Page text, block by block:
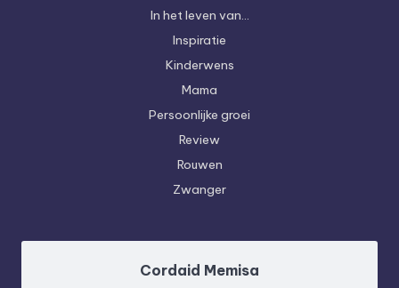
In het leven van…
Inspiratie
Kinderwens
Mama
Persoonlijke groei
Review
Rouwen
Zwanger
Cordaid Memisa